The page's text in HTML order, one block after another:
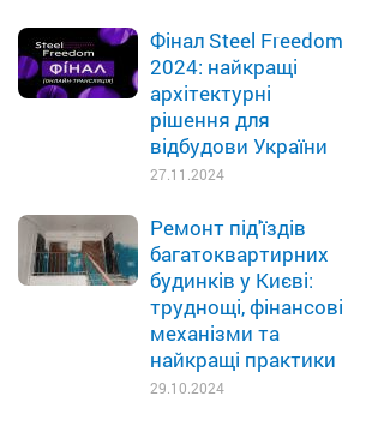
Фінал Steel Freedom
2024: найкращі
архітектурні
рішення для
відбудови України
27.11.2024
Ремонт під'їздів
багатоквартирних
будинків у Києві:
труднощі, фінансові
механізми та
найкращі практики
29.10.2024